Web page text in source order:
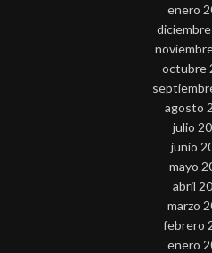
enero
octubre
agosto
julio
junio
mayo
abril
marzo
febrero
enero